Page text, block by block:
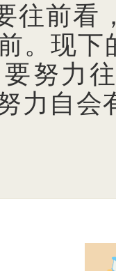
往前看
。现
努力
力自会